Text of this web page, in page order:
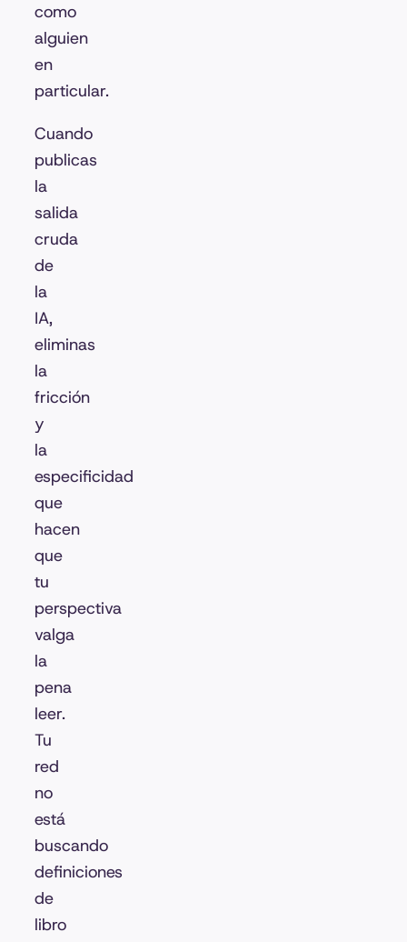
como
alguien
en
particular.
Cuando
publicas
la
salida
cruda
de
la
IA,
eliminas
la
fricción
y
la
especificidad
que
hacen
que
tu
perspectiva
valga
la
pena
leer.
Tu
red
no
está
buscando
definiciones
de
libro